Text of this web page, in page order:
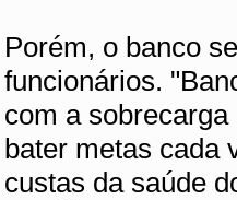
Porém, o banco
funcionários.
com a
bater metas cada
custas da saúde